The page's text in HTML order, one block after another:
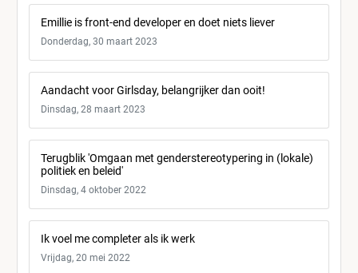
Emillie is front-end developer en doet niets liever
Donderdag, 30 maart 2023
Aandacht voor Girlsday, belangrijker dan ooit!
Dinsdag, 28 maart 2023
Terugblik 'Omgaan met genderstereotypering in (lokale)
politiek en beleid'
Dinsdag, 4 oktober 2022
Ik voel me completer als ik werk
Vrijdag, 20 mei 2022